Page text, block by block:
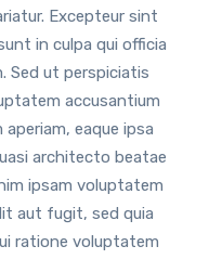
Excepteur sint
in culpa qui officia
Sed ut perspiciatis
accusantium
eaque ipsa
architecto beatae
ipsam voluptatem
aut fugit, sed quia
ratione voluptatem